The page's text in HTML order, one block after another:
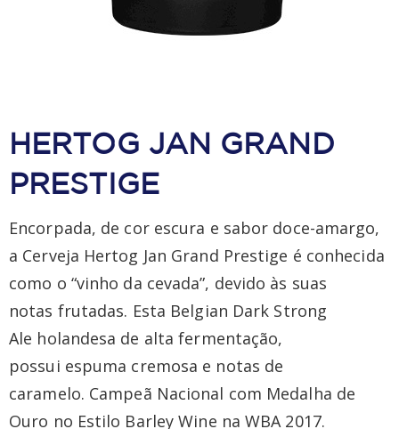
HERTOG JAN GRAND
PRESTIGE
Encorpada, de cor escura e sabor doce-amargo,
a Cerveja Hertog Jan Grand Prestige é conhecida
como o “vinho da cevada”, devido às suas
notas frutadas. Esta Belgian Dark Strong
Ale holandesa de alta fermentação,
possui espuma cremosa e notas de
caramelo. Campeã Nacional com Medalha de
Ouro no Estilo Barley Wine na WBA 2017.